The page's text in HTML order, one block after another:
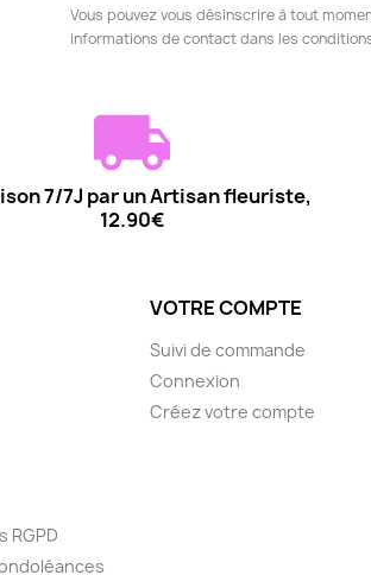
Vous pouvez vous désinscrire à tout
informations de contact dans les
7/7J par un Artisan fleuriste,
12.90€
RGPD
VOTRE COMPTE
Suivi de commande
Connexion
Créez votre compte